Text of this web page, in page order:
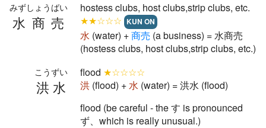
水商売
みずしょうばい
hostess clubs, host clubs,strip clubs, etc.
★★☆☆☆ KUN ON
水 (water) +商売 (a business) = 水商売
(hostess clubs, host clubs,strip clubs, etc.)
洪水
こうずい flood ★☆☆☆☆
洪 (flood) +水 (water) = 洪水 (flood)
flood (be careful - the す is pronounced
ず、which is really unusual.)